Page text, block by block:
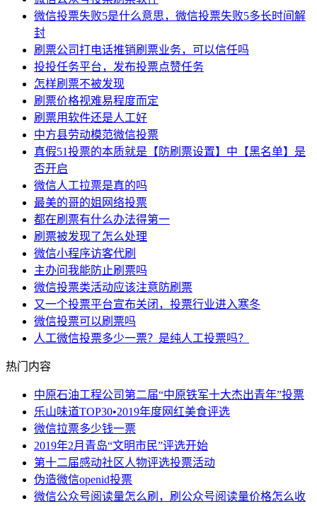
微信投票失败5是什么意思，微信投票失败5多长时间解
封
刷票公司打电话推销刷票业务，可以信任吗
投投任务平台，发布投票点赞任务
怎样刷票不被发现
刷票价格视难易程度而定
刷票用软件还是人工好
中方县劳动模范微信投票
真假51投票的本质就是【防刷票设置】中【黑名单】是
否开启
微信人工拉票是真的吗
最美的哥的姐网络投票
都在刷票有什么办法得第一
刷票被发现了怎么处理
微信小程序访客代刷
主办问我能防止刷票吗
微信投票类活动应该注意防刷票
又一个投票平台宣布关闭，投票行业进入寒冬
微信投票可以刷票吗
人工微信投票多少一票？是纯人工投票吗？
热门内容
中原石油工程公司第二届“中原铁军十大杰出青年”投票
乐山味道TOP30•2019年度网红美食评选
微信拉票多少钱一票
2019年2月青岛“文明市民”评选开始
第十二届感动社区人物评选投票活动
伪造微信openid投票
微信公众号阅读量怎么刷，刷公众号阅读量价格怎么收